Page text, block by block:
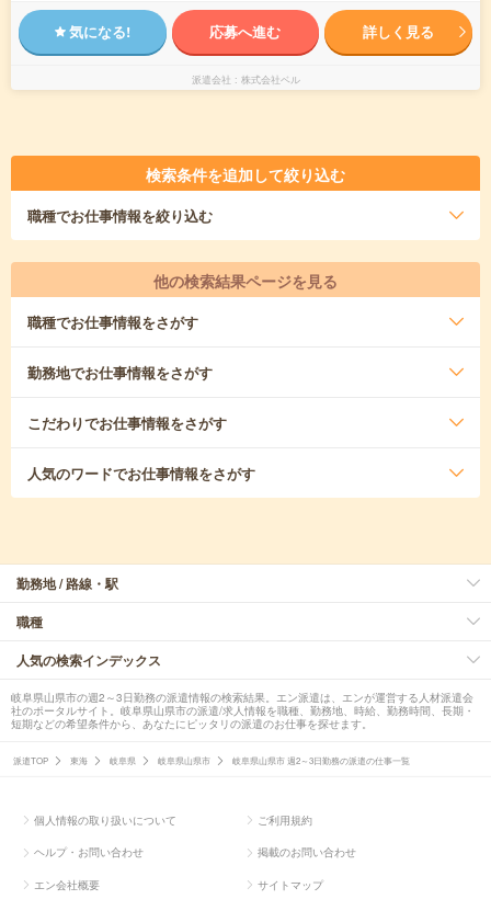
気になる! 応募へ進む 詳しく見る
派遣会社 株式会社ベル
検索条件を追加して絞り込む
職種でお仕事情報を絞り込む
他の検索結果ページを見る
職種でお仕事情報をさがす
勤務地でお仕事情報をさがす
こだわりでお仕事情報をさがす
人気のワードでお仕事情報をさがす
勤務地 / 路線・駅
職種
人気の検索インデックス
岐阜県山県市の週2～3日勤務の派遣情報の検索結果。エン派遣は、エンが運営する人材派遣会
社のポータルサイト。岐阜県山県市の派遣/求人情報を職種、勤務地、時給、勤務時間、長期・
短期などの希望条件から、あなたにピッタリの派遣のお仕事を探せます。
派遣TOP 東海 岐阜県 岐阜県山県市 岐阜県山県市 週2～3日勤務の派遣の仕事一覧
個人情報の取り扱いについて ご利用規約
ヘルプ・お問い合わせ 掲載のお問い合わせ
エン会社概要 サイトマップ